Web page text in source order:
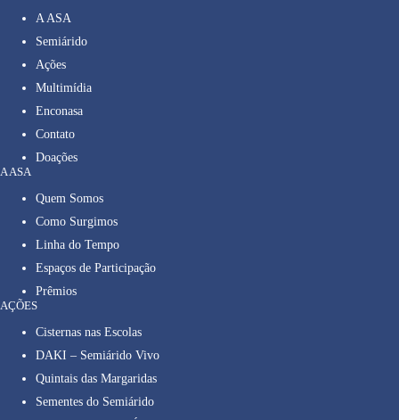
A ASA
Semiárido
Ações
Multimídia
Enconasa
Contato
Doações
A ASA
Quem Somos
Como Surgimos
Linha do Tempo
Espaços de Participação
Prêmios
AÇÕES
Cisternas nas Escolas
DAKI – Semiárido Vivo
Quintais das Margaridas
Sementes do Semiárido